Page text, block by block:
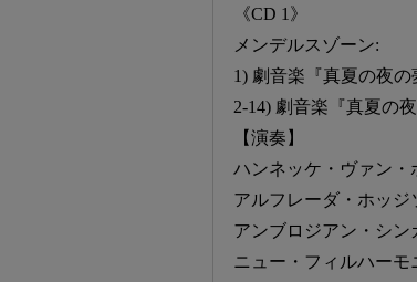
《CD 1》
メンデルスゾーン:
1) 劇音楽『真夏の夜の
2-14) 劇音楽『真夏の
【演奏】
ハンネッケ・ヴァン・
アルフレーダ・ホッジ
アンブロジアン・シン
ニュー・フィルハーモ